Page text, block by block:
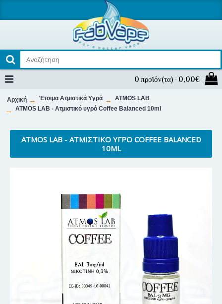
0 προϊόν(τα) - 0,00€
Αρχική Έτοιμα Ατμιστικά Υγρά
ATMOS LAB
ATMOS LAB - Ατμιστικό υγρό Coffee Balanced 10ml
ATMOS LAB - ΑΤΜΙΣΤΙΚΌ ΥΓΡΌ COFFEE BALANCED
10ML